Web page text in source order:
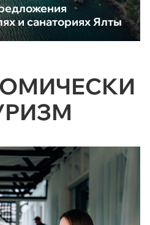
и санаториях Ялты